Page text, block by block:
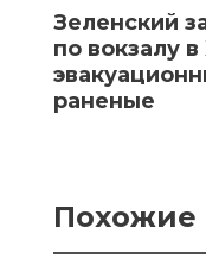
Зеленский
по вокзалу
раненые
Похожие